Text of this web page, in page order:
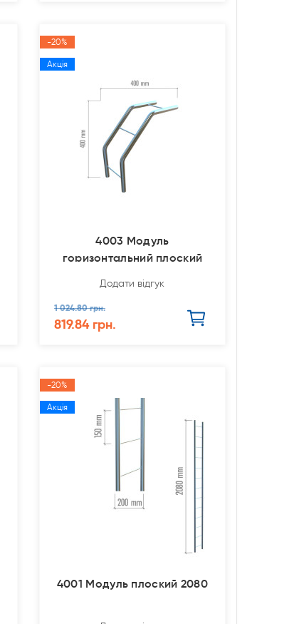
-20%
Акція
4003 Модуль
горизонтальний плоский
Додати відгук
1 024.80 грн.
819.84 грн.
-20%
Акція
4001 Модуль плоский 2080